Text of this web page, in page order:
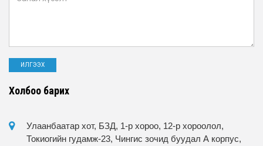
Холбоо барих
Улаанбаатар хот, БЗД, 1-р хороо, 12-р хороолол,
Токиогийн гудамж-23, Чингис зочид буудал А корпус,